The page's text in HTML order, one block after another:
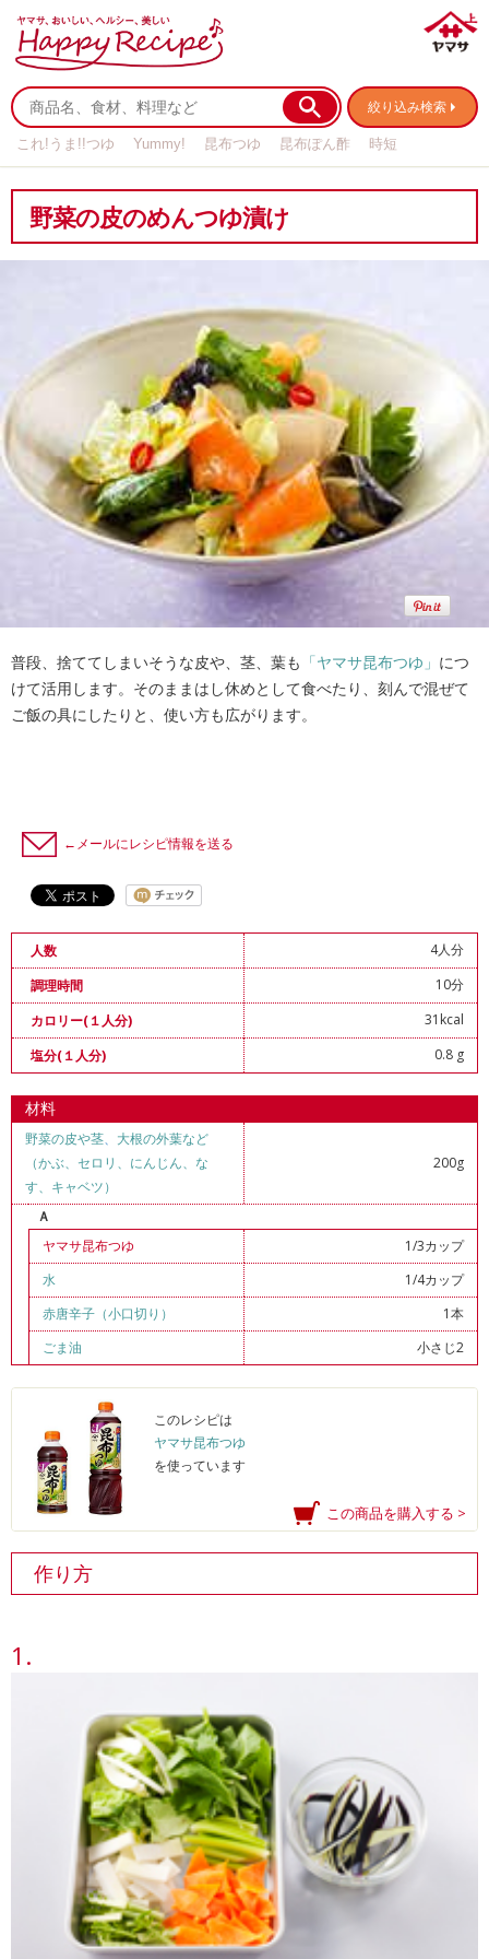
絞り込み検索
これ!うま!!つゆ Yummy! 昆布つゆ 昆布ぽん酢
時短
野菜の皮のめんつゆ漬け
普段、捨ててしまいそうな皮や、茎、葉も 「ヤマサ昆布つゆ」 につ
けて活用します。そのままはし休めとして食べたり、刻んで混ぜて
ご飯の具にしたりと、使い方も広がります。
←メールにレシピ情報を送る
人数
4人分
調理時間
10分
カロリー(１人分)
31kcal
塩分(１人分)
0.8 g
材料
野菜の皮や茎、 大根の外葉など
（かぶ、セロリ、にんじん、な
す、キャベツ）
200g
Ａ
ヤマサ昆布つゆ
1/3カップ
水
1/4カップ
赤唐辛子（小口切り）
1本
ごま油
小さじ2
このレシピは
ヤマサ昆布つゆ
を使っています
この商品を購入する >
作り方